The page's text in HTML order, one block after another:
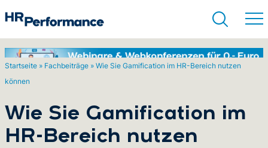
Startseite » Fachbeiträge » Wie Sie Gamification im HR-Bereich nutzen
können
Wie Sie Gamification im
HR-Bereich nutzen